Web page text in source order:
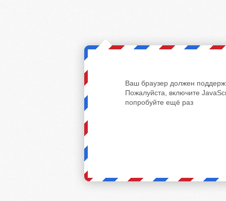
Ваш браузер должен
Пожалуйста, включите
попробуйте ещё раз